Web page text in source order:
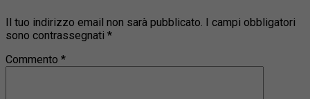
Il tuo indirizzo email non sarà pubblicato.
I campi obbligatori
sono contrassegnati *
Commento *